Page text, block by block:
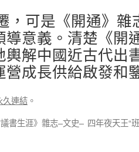
，可是《開通》
導意義。清楚《開
輿解中國近古代出
營成長供給啟發和
久連結 。
書生涯》雜志–文史– 四年夜天王“